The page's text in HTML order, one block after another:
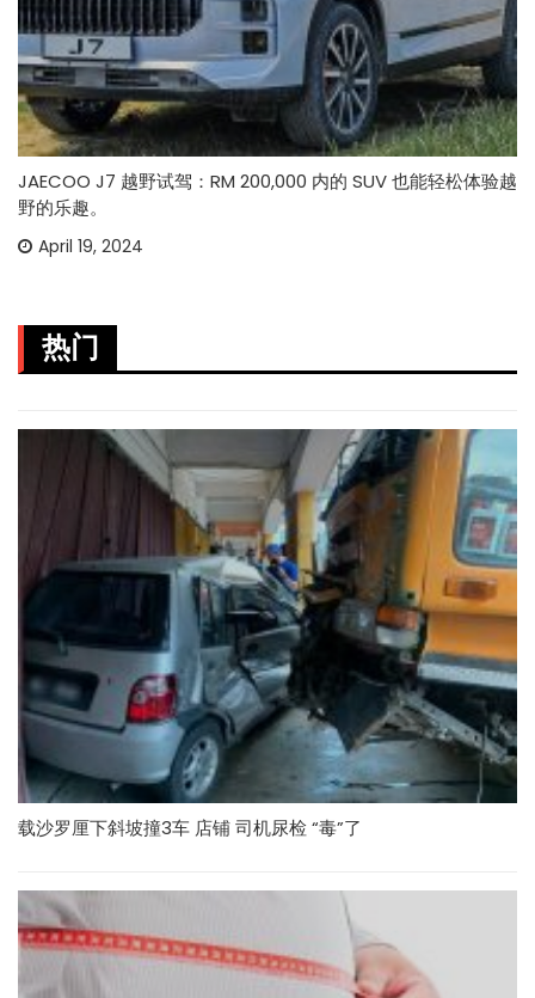
JAECOO J7 越野试驾：RM 200,000 内的 SUV 也能轻松体验越
野的乐趣。
April 19, 2024
热门
载沙罗厘下斜坡撞3车 店铺 司机尿检 “毒”了